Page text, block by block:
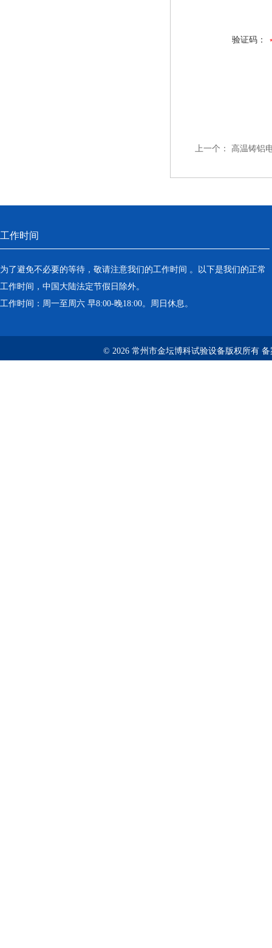
验证码：
上一个： 高温铸铝
工作时间
为了避免不必要的等待，敬请注意我们的工作时间 。以下是我们的正常
工作时间，中国大陆法定节假日除外。
工作时间：周一至周六 早8:00-晚18:00。周日休息。
© 2026 常州市金坛博科试验设备版权所有 备